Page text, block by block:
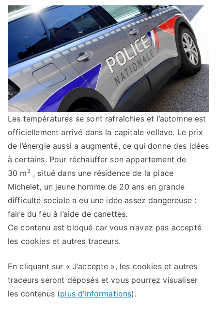
Les températures se sont rafraîchies et l’automne est
officiellement arrivé dans la capitale vellave. Le prix
de l’énergie aussi a augmenté, ce qui donne des idées
à certains. Pour réchauffer son appartement de
30 m 2, situé dans une résidence de la place
Michelet, un jeune homme de 20 ans en grande
difficulté sociale a eu une idée assez dangereuse :
faire du feu à l’aide de canettes.
Ce contenu est bloqué car vous n’avez pas accepté
les cookies et autres traceurs.
En cliquant sur « J’accepte », les cookies et autres
traceurs seront déposés et vous pourrez visualiser
les contenus (plus d’informations).